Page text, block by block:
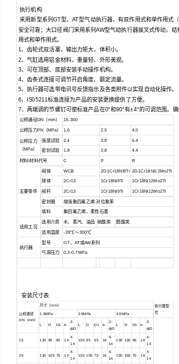
执行机构
采用新型系列GT型、AT型气动执行器，有双作用式和单作用式
安全可靠；大口径阀门采用系列AW型气动执行器拔叉式传动，
用式和单作用式。
1、齿轮式双活塞，输出力矩大，体积小。
2、气缸选用铝金材料，重量轻、外形美观。
3、可在顶部、底部安装手动操作机构。
4、齿条式连接可调节开启角度、额定流量。
5、执行器可选带电讯号反馈指示及各类附件以实现自动化操作。
6、IS05211标准连接为产品的安装更换提供了方便。
7、两端调的节螺钉可使标准产品在0°和90°有±4°的可调范围。
公称通径DN（mm）
15-300
公称压力PN（MPa）
1.6 2.5 4.0
公称压力
（MPa）
强度试验 2.4 3.8
6.4
密封试验
1.8 2.8
4.4
材料\材料代号
C P R
主要零件
阀体 WCB ZG1Cr18Ni9Ti ZG1Cr18Ni12Mo2Ti
球体
2Cr13 1Cr18Ni9Ti
1Cr18Ni12Mo2Ti
阀杆
2Cr13 1Cr18Ni9Ti
1Cr18Ni12Mo2Ti
密封圈
增强聚四氟乙烯 对位聚苯
填料
聚四氟乙烯、柔性石墨
适用工况
适用介质 水、蒸汽、油品 硝酸类 醋酸类
适用温度 -28℃～300℃
执行器
型号
GT、AT或AW系列
气源压力
0.3-0.7MPa
安装尺寸表:
公称通径
DN（mm）
尺寸（mm） 执行器型
号
1.6MPa 2.5MPa 4.0MPa
L D D1 b
Z-
фD
L D D1 b
Z-
фD
L D D1 b
Z-
фD
15 130 95 65 14
4-
14
130 95 65 16
4-
14
130 130 65 16
4-
14
20 130 105 75 14
4-
14
130 105 75 16
4-
14
150 150 75 16
4-
14